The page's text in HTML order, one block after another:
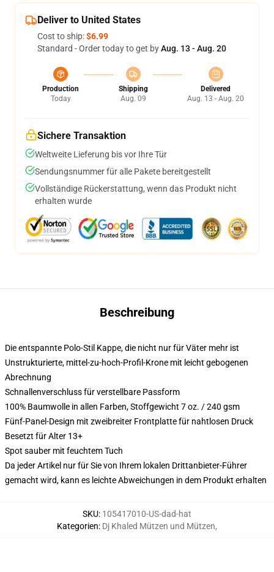
Deliver to United States
Cost to ship:$6.99
Standard - Order today to get byAug. 13 - Aug. 20
Production
Today
Shipping
Aug. 09
Delivered
Aug. 13 - Aug. 20
Sichere Transaktion
Weltweite Lieferung bis vor Ihre Tür
Sendungsnummer für alle Pakete bereitgestellt
Vollständige Rückerstattung, wenn das Produkt nicht
erhalten wurde
Beschreibung
Die entspannte Polo-Stil Kappe, die nicht nur für Väter mehr ist
Unstrukturierte, mittel-zu-hoch-Profil-Krone mit leicht gebogenen
Abrechnung
Schnallenverschluss für verstellbare Passform
100% Baumwolle in allen Farben, Stoffgewicht 7 oz. / 240 gsm
Fünf-Panel-Design mit zweibreiter Frontplatte für nahtlosen Druck
Besetzt für Alter 13+
Spot sauber mit feuchtem Tuch
Da jeder Artikel nur für Sie von Ihrem lokalen Drittanbieter-Führer
gemacht wird, kann es leichte Abweichungen in dem Produkt erhalten
SKU: 105417010-US-dad-hat
Kategorien: Dj Khaled Mützen und Mützen,